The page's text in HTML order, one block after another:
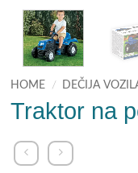
HOME / DEČIJA
Traktor na